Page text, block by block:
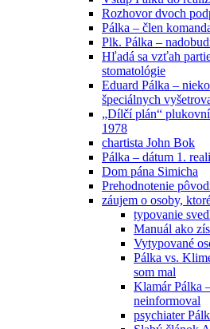
Rozhovor dvoch
Pálka – člen
Plk. Pálka –
Hľadá sa vzťah
stomatológie
Eduard Pálka –
špeciálnych
„Dílčí plán“
1978
chartista John Bok
Pálka – dátum 1.
Dom pána Simicha
Prehodnotenie
záujem o osoby,
typovanie
Manuál ako
Vytypované
Pálka vs.
som mal
Klamár Pálka
neinformoval
psychiater